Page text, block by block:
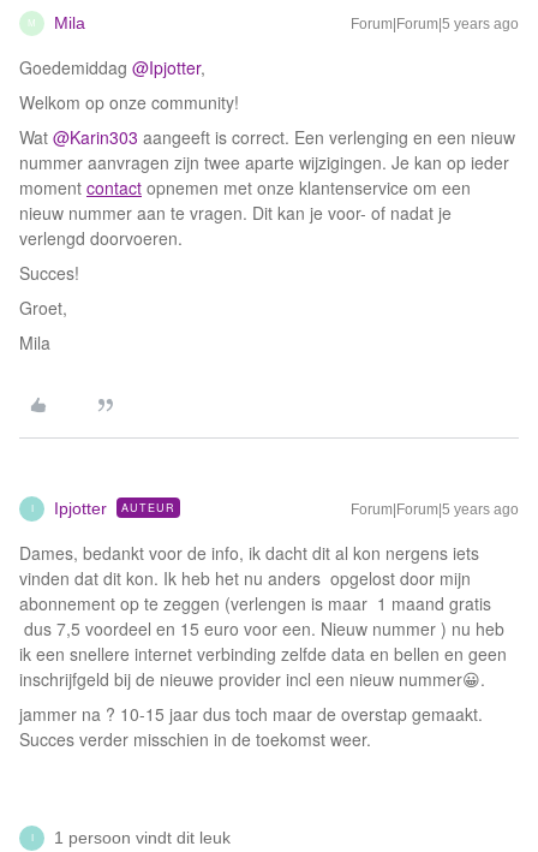
M Mila Forum|Forum|5 years ago
Goedemiddag @Ipjotter,
Welkom op onze community!
Wat @Karin303 aangeeft is correct. Een verlenging en een nieuw
nummer aanvragen zijn twee aparte wijzigingen. Je kan op ieder
moment contact opnemen met onze klantenservice om een
nieuw nummer aan te vragen. Dit kan je voor- of nadat je
verlengd doorvoeren.
Succes!
Groet,
Mila
I Ipjotter AUTEUR Forum|Forum|5 years ago
Dames, bedankt voor de info, ik dacht dit al kon nergens iets
vinden dat dit kon. Ik heb het nu anders opgelost door mijn
abonnement op te zeggen (verlengen is maar 1 maand gratis
dus 7,5 voordeel en 15 euro voor een. Nieuw nummer ) nu heb
ik een snellere internet verbinding zelfde data en bellen en geen
inschrijfgeld bij de nieuwe provider incl een nieuw nummer😀.
jammer na ? 10-15 jaar dus toch maar de overstap gemaakt.
Succes verder misschien in de toekomst weer.
I 1 persoon vindt dit leuk